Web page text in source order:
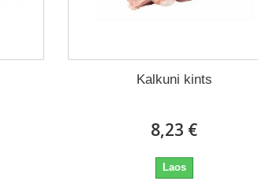
Kalkuni kints
8,23 €
Laos